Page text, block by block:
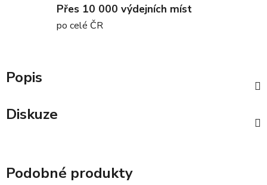
Přes 10 000 výdejních míst
po celé ČR
Popis
Diskuze
Podobné produkty